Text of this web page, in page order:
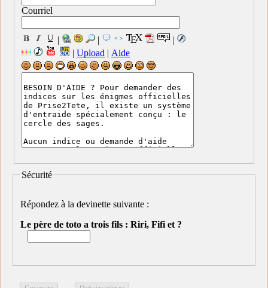
Courriel
| |
|
| Upload | Aide
Sécurité
Répondez à la devinette suivante :
Le père de toto a trois fils : Riri, Fifi et ?